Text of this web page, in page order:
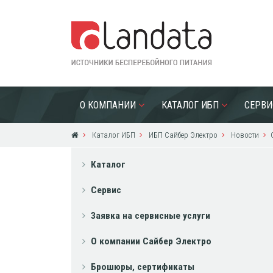
О КОМПАНИИ КАТАЛОГ ИБП
Каталог ИБП ИБП Сайбер Электро Новости
Каталог
Сервис
Заявка на сервисные услуги
О компании Сайбер Электро
Брошюры, сертификаты